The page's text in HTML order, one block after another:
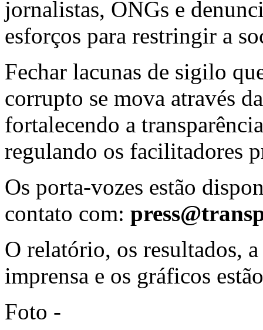
jornalistas, ONGs e
esforços para restringir a
Fechar lacunas de sigilo
corrupto se mova através
fortalecendo a
regulando os facilitadores
Os porta-vozes estão
contato com:
O relatório, os resultados,
imprensa e os gráficos
Foto -